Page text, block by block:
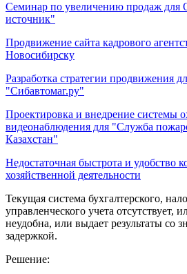
Семинар по увеличению продаж
источник"
Продвижение сайта кадрового
Новосибирску
Разработка стратегии продвижения
"Сибавтомаг.ру"
Проектировка и внедрение системы
видеонаблюдения для "Служба
Казахстан"
Недостаточная быстрота и удобство
хозяйственной деятельности
Текущая система бухгалтерского,
управленческого учета отсутствует,
неудобна, или выдает результаты со
задержкой.
Решение: